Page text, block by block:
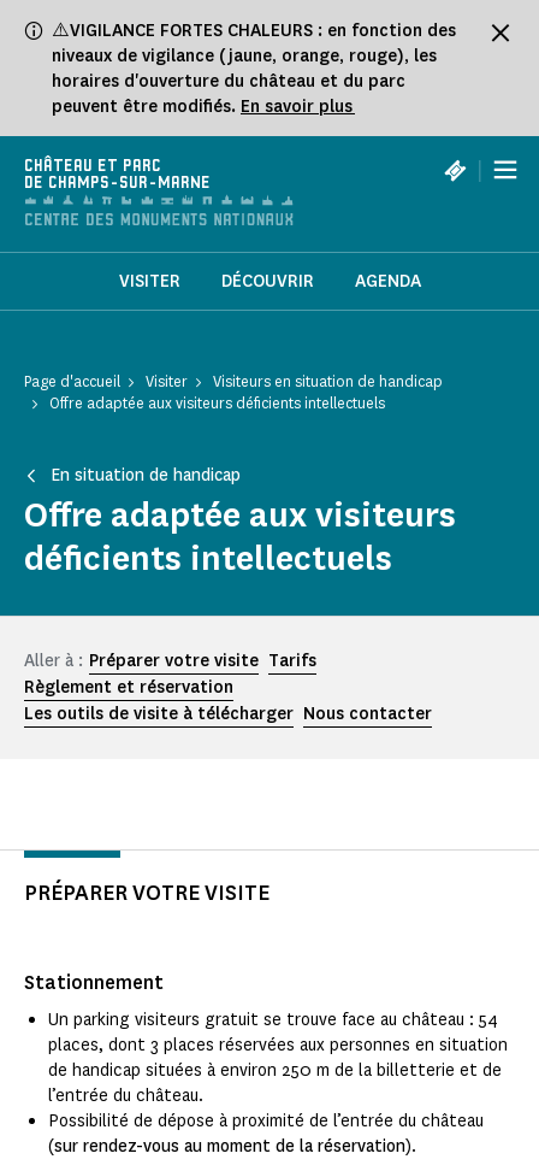
⚠️VIGILANCE FORTES CHALEURS : en fonction des
niveaux de vigilance (jaune, orange, rouge), les
horaires d'ouverture du château et du parc
peuvent être modifiés. En savoir plus
CHÂTEAU ET PARC
DE CHAMPS-SUR-MARNE
|
VISITER DÉCOUVRIR AGENDA
Page d'accueil Visiter
Visiteurs en situation de handicap
Offre adaptée aux visiteurs déficients intellectuels
En situation de handicap
Offre adaptée aux visiteurs
déficients intellectuels
Aller à : Préparer votre visite Tarifs
Règlement et réservation
Les outils de visite à télécharger Nous contacter
PRÉPARER VOTRE VISITE
Stationnement
Un parking visiteurs gratuit se trouve face au château : 54
places, dont 3 places réservées aux personnes en situation
de handicap situées à environ 250 m de la billetterie et de
l’entrée du château.
Possibilité de dépose à proximité de l’entrée du château
(sur rendez-vous au moment de la réservation).